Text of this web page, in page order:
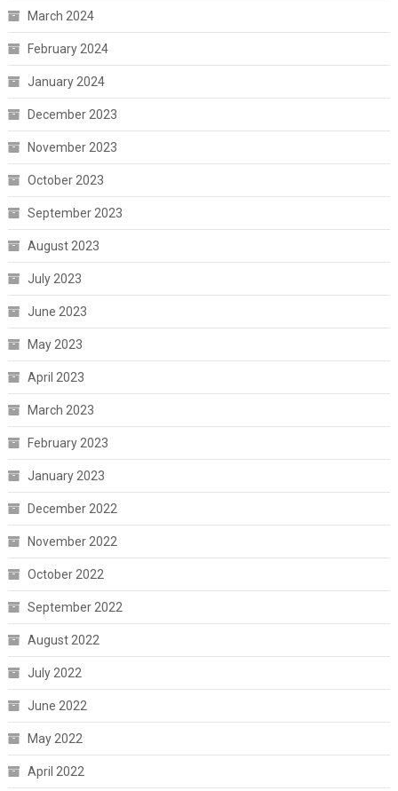
March 2024
February 2024
January 2024
December 2023
November 2023
October 2023
September 2023
August 2023
July 2023
June 2023
May 2023
April 2023
March 2023
February 2023
January 2023
December 2022
November 2022
October 2022
September 2022
August 2022
July 2022
June 2022
May 2022
April 2022